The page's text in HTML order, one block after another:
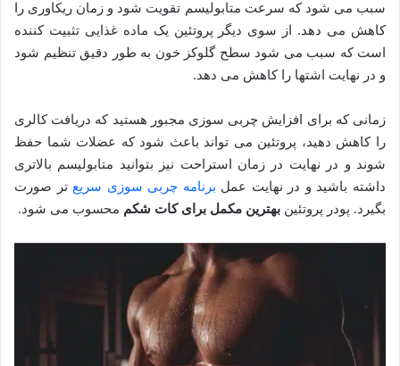
سبب می شود که سرعت متابولیسم تقویت شود و زمان ریکاوری را
کاهش می دهد. از سوی دیگر پروتئین یک ماده غذایی تثبیت کننده
است که سبب می شود سطح گلوکز خون به طور دقیق تنظیم شود
و در نهایت اشتها را کاهش می دهد.
زمانی که برای افزایش چربی سوزی مجبور هستید که دریافت کالری
را کاهش دهید، پروتئین می تواند باعث شود که عضلات شما حفظ
شوند و در نهایت در زمان استراحت نیز بتوانید متابولیسم بالاتری
داشته باشید و در نهایت عمل برنامه چربی سوزی سریع تر صورت
بگیرد. پودر پروتئین بهترین مکمل برای کات شکم محسوب می شود.